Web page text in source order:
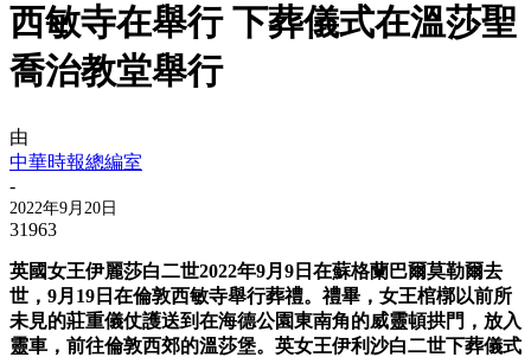
西敏寺在舉行 下葬儀式在溫莎聖
喬治教堂舉行
由
中華時報總編室
-
2022年9月20日
31963
英國女王伊麗莎白二世2022年9月9日在蘇格蘭巴爾莫勒爾去
世，9月19日在倫敦西敏寺舉行葬禮。禮畢，女王棺槨以前所
未見的莊重儀仗護送到在海德公園東南角的威靈頓拱門，放入
靈車，前往倫敦西郊的溫莎堡。英女王伊利沙白二世下葬儀式